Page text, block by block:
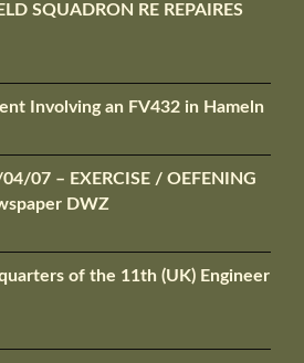
SQUADRON RE REPAIRES
Involving an FV432 in Hameln
07 – EXERCISE / OEFENING
DWZ
of the 11th (UK) Engineer